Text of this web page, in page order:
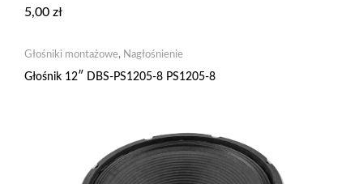
5,00 zł
Głośniki montażowe, Nagłośnienie
Głośnik 12″ DBS-PS1205-8 PS1205-8